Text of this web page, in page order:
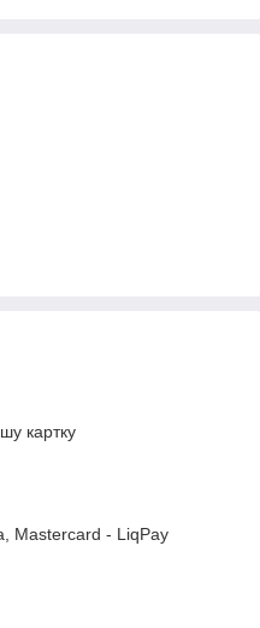
картку
Mastercard - LiqPay